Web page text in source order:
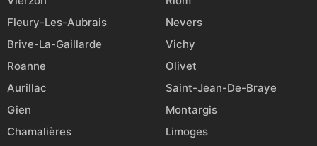
Fleury-Les-Aubrais
Nevers
Brive-La-Gaillarde
Vichy
Roanne
Olivet
Aurillac
Saint-Jean-De-Braye
Gien
Montargis
Chamalières
Limoges